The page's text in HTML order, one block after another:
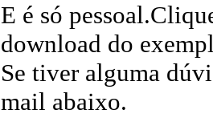
E é só
download do
Se tiver alguma
mail abaixo.